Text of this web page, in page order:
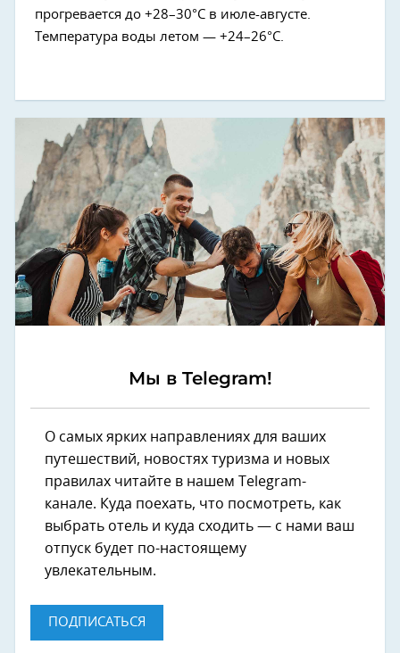
прогревается до +28–30°C в июле-августе.
Температура воды летом — +24–26°C.
Мы в Telegram!
О самых ярких направлениях для ваших
путешествий, новостях туризма и новых
правилах читайте в нашем Telegram-
канале. Куда поехать, что посмотреть, как
выбрать отель и куда сходить — с нами ваш
отпуск будет по-настоящему
увлекательным.
ПОДПИСАТЬСЯ